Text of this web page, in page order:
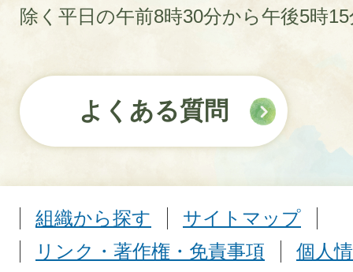
除く平日の午前8時30分から午後5時
よくある質問
組織から探す
サイトマップ
リンク・著作権・免責事項
個人